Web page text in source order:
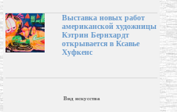
Выставка новых работ
американской художницы
Кэтрин Бернхардт
открывается в Ксавье
Хуфкенс
Вид искусства